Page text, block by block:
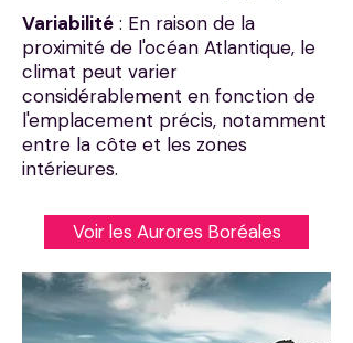
Variabilité : En raison de la
proximité de l'océan Atlantique, le
climat peut varier
considérablement en fonction de
l'emplacement précis, notamment
entre la côte et les zones
intérieures.
Voir les Aurores Boréales